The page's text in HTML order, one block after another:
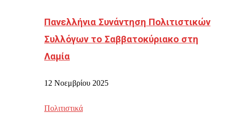
Πανελλήνια Συνάντηση Πολιτιστικών
Συλλόγων το Σαββατοκύριακο στη
Λαμία
12 Νοεμβρίου 2025
Πολιτιστικά